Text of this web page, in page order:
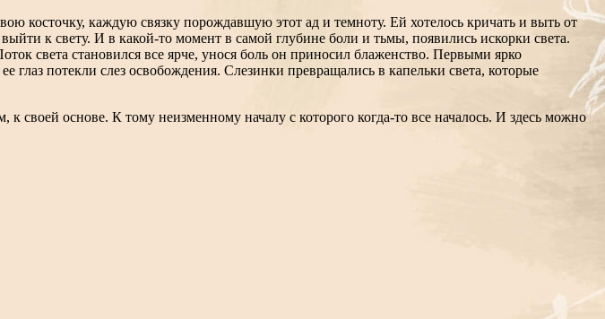
косточку, каждую связку порождавшую этот ад и темноту. Ей хотелось кричать и выть от
к свету. И в какой-то момент в самой глубине боли и тьмы, появились искорки света.
света становился все ярче, унося боль он приносил блаженство. Первыми ярко
глаз потекли слез освобождения. Слезинки превращались в капельки света, которые
своей основе. К тому неизменному началу с которого когда-то все началось. И здесь можно